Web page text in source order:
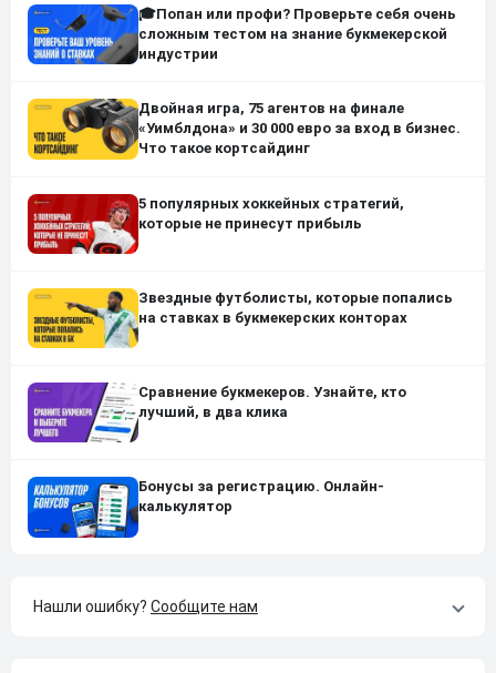
🎓Попан или профи? Проверьте себя очень
сложным тестом на знание букмекерской
индустрии
Двойная игра, 75 агентов на финале
«Уимблдона» и 30 000 евро за вход в бизнес.
Что такое кортсайдинг
5 популярных хоккейных стратегий,
которые не принесут прибыль
Звездные футболисты, которые попались
на ставках в букмекерских конторах
Сравнение букмекеров. Узнайте, кто
лучший, в два клика
Бонусы за регистрацию. Онлайн-
калькулятор
Нашли ошибку? Сообщите нам